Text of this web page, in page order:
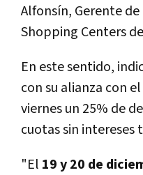
Alfonsín, Gerente
Shopping Centers
En este sentido,
con su alianza con
viernes un 25% de
cuotas sin intereses
"El 19 y 20 de